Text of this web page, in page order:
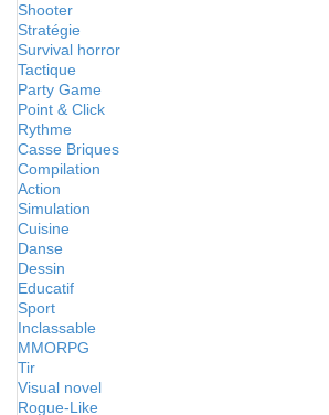
Shooter
Stratégie
Survival horror
Tactique
Party Game
Point & Click
Rythme
Casse Briques
Compilation
Action
Simulation
Cuisine
Danse
Dessin
Educatif
Sport
Inclassable
MMORPG
Tir
Visual novel
Rogue-Like